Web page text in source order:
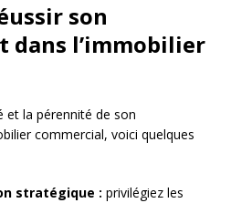
son
dans l’immobilier
et la pérennité de son
commercial, voici quelques
stratégique : privilégiez les